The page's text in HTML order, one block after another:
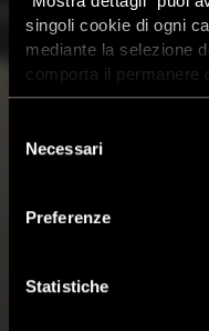
singoli cookie di ogni
mediante la selezione
comporta il permanere
dunque la
dei cookie attivi sul sito
delNecessari
Preferenze
Statistiche
Iraq:
rappresaglia